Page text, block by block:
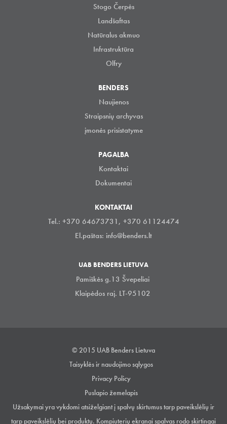
Stogo Čerpės
Landšaftas
Natūralus akmuo
Infrastruktūra
Olfry
BENDERS
Naujienos
Straipsnių archyvas
įmonės prisistatyme
PAGALBA
Kontaktai
Dokumentai
KONTAKTAI
Tel.: +370 64673731, +370 61124474
El.paštas: info@benders.lt
UAB BENDERS LIETUVA
Pamiškės g.13 Švepeliai
Klaipėdos raj. LT-95102
© 2015 UAB Benders Lietuva
Taisyklės ir naudojimo sąlygos
Privacy Policy
Puslapio žemelapis
Užsakymai yra vykdomi atsiželgiant į spalvų skirtumus tarp paveikslėlių ir
tarp paveikslėlių bei produktų. Kompiuterių ekranai spalvas rodo skirtingai